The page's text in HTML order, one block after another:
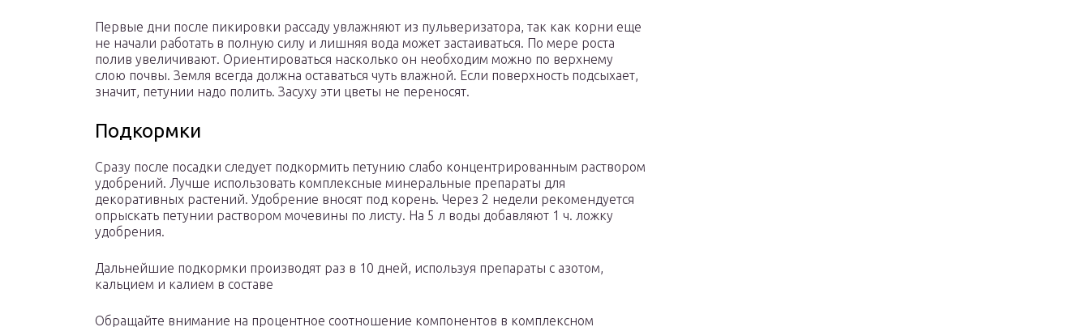
Первые дни после пикировки рассаду увлажняют из пульверизатора, так как корни еще
не начали работать в полную силу и лишняя вода может застаиваться. По мере роста
полив увеличивают. Ориентироваться насколько он необходим можно по верхнему
слою почвы. Земля всегда должна оставаться чуть влажной. Если поверхность подсыхает,
значит, петунии надо полить. Засуху эти цветы не переносят.
Подкормки
Сразу после посадки следует подкормить петунию слабо концентрированным раствором
удобрений. Лучше использовать комплексные минеральные препараты для
декоративных растений. Удобрение вносят под корень. Через 2 недели рекомендуется
опрыскать петунии раствором мочевины по листу. На 5 л воды добавляют 1 ч. ложку
удобрения.
Дальнейшие подкормки производят раз в 10 дней, используя препараты с азотом,
кальцием и калием в составе
Обращайте внимание на процентное соотношение компонентов в комплексном